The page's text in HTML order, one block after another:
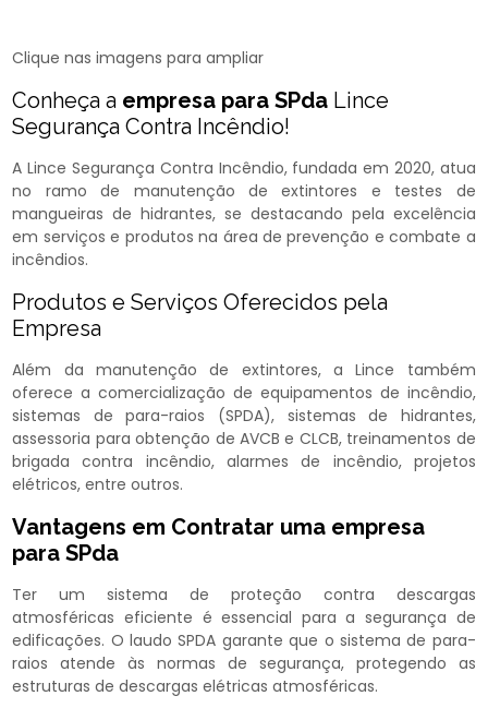
Clique nas imagens para ampliar
Conheça a empresa para SPda Lince
Segurança Contra Incêndio!
A Lince Segurança Contra Incêndio, fundada em 2020, atua
no ramo de manutenção de extintores e testes de
mangueiras de hidrantes, se destacando pela excelência
em serviços e produtos na área de prevenção e combate a
incêndios.
Produtos e Serviços Oferecidos pela
Empresa
Além da manutenção de extintores, a Lince também
oferece a comercialização de equipamentos de incêndio,
sistemas de para-raios (SPDA), sistemas de hidrantes,
assessoria para obtenção de AVCB e CLCB, treinamentos de
brigada contra incêndio, alarmes de incêndio, projetos
elétricos, entre outros.
Vantagens em Contratar uma empresa
para SPda
Ter um sistema de proteção contra descargas
atmosféricas eficiente é essencial para a segurança de
edificações. O laudo SPDA garante que o sistema de para-
raios atende às normas de segurança, protegendo as
estruturas de descargas elétricas atmosféricas.